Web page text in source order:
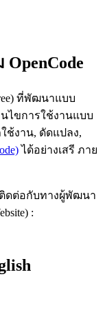
ที่พัฒนาแบบ
ไขการใช้งานแบบ
ช้งาน, ดัดแปลง,
ได้อย่างเสรี ภาย
ดต่อกับทางผู้พัฒนา
: